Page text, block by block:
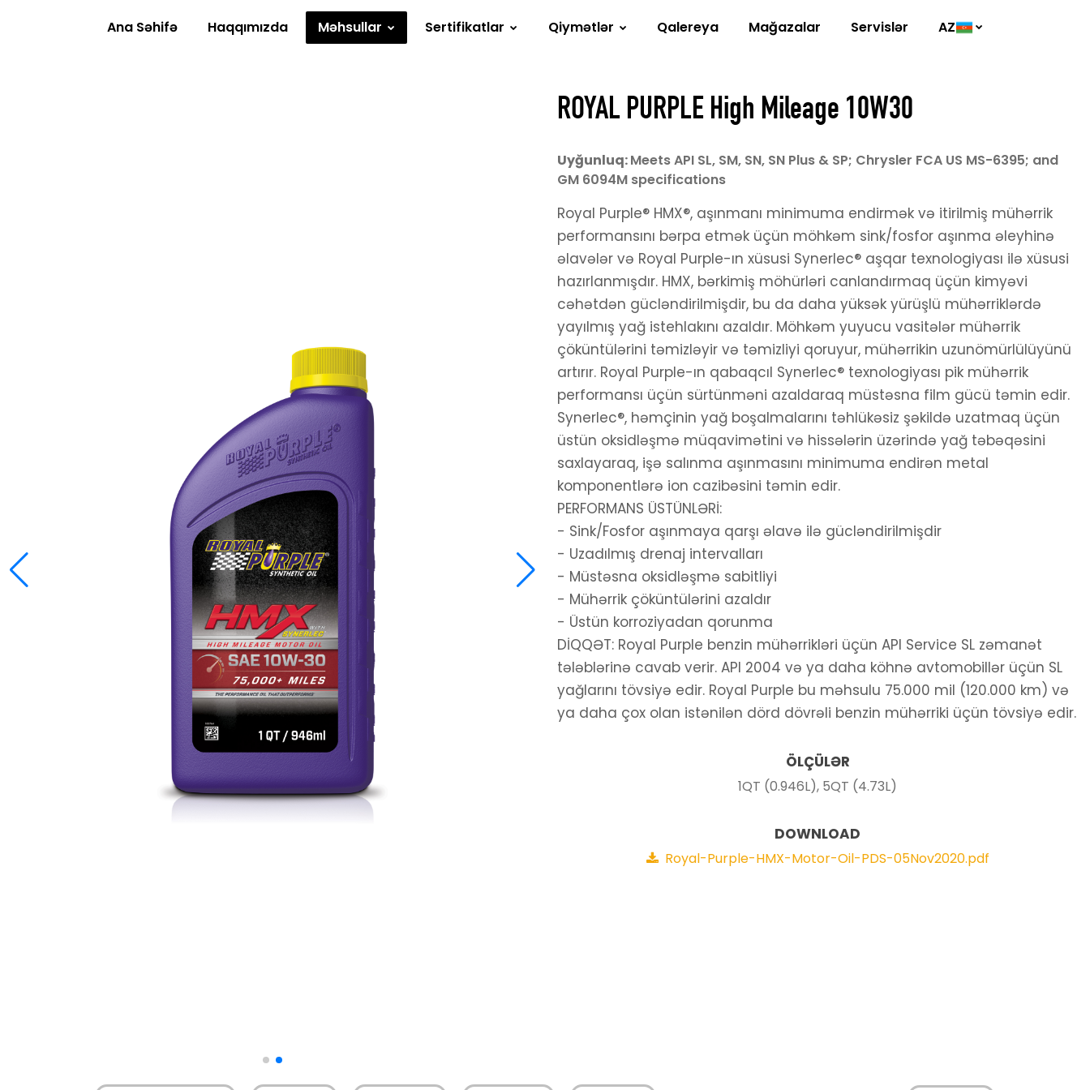
Ana Səhifə Haqqımızda Məhsullar Sertifikatlar Qiymətlər Qalereya Mağazalar Servislər AZ
ROYAL PURPLE High Mileage 10W30
Uyğunluq:Meets API SL, SM, SN, SN Plus & SP; Chrysler FCA US MS-6395; and
GM 6094M specifications
Royal Purple® HMX®, aşınmanı minimuma endirmək və itirilmiş mühərrik
performansını bərpa etmək üçün möhkəm sink/fosfor aşınma əleyhinə
əlavələr və Royal Purple-ın xüsusi Synerlec® aşqar texnologiyası ilə xüsusi
hazırlanmışdır. HMX, bərkimiş möhürləri canlandırmaq üçün kimyəvi
cəhətdən gücləndirilmişdir, bu da daha yüksək yürüşlü mühərriklərdə
yayılmış yağ istehlakını azaldır. Möhkəm yuyucu vasitələr mühərrik
çöküntülərini təmizləyir və təmizliyi qoruyur, mühərrikin uzunömürlülüyünü
artırır. Royal Purple-ın qabaqcıl Synerlec® texnologiyası pik mühərrik
performansı üçün sürtünməni azaldaraq müstəsna film gücü təmin edir.
Synerlec®, həmçinin yağ boşalmalarını təhlükəsiz şəkildə uzatmaq üçün
üstün oksidləşmə müqavimətini və hissələrin üzərində yağ təbəqəsini
saxlayaraq, işə salınma aşınmasını minimuma endirən metal
komponentlərə ion cazibəsini təmin edir.
PERFORMANS ÜSTÜNLƏRİ:
- Sink/Fosfor aşınmaya qarşı əlavə ilə gücləndirilmişdir
- Uzadılmış drenaj intervalları
- Müstəsna oksidləşmə sabitliyi
- Mühərrik çöküntülərini azaldır
- Üstün korroziyadan qorunma
DİQQƏT: Royal Purple benzin mühərrikləri üçün API Service SL zəmanət
tələblərinə cavab verir. API 2004 və ya daha köhnə avtomobillər üçün SL
yağlarını tövsiyə edir. Royal Purple bu məhsulu 75.000 mil (120.000 km) və
ya daha çox olan istənilən dörd dövrəli benzin mühərriki üçün tövsiyə edir.
ÖLÇÜLƏR
1QT (0.946L), 5QT (4.73L)
DOWNLOAD
Royal-Purple-HMX-Motor-Oil-PDS-05Nov2020.pdf